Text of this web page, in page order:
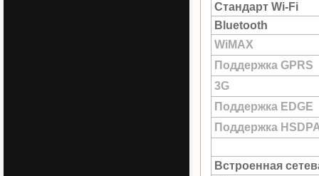
Стандарт Wi-Fi
Bluetooth
WiMAX
Поддержка GPRS
3G
Поддержка EDGE
Поддержка
Встроенная